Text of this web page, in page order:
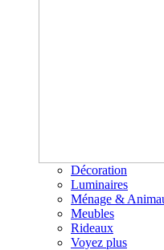
Décoration
Luminaires
Ménage &
Meubles
Rideaux
Voyez plus